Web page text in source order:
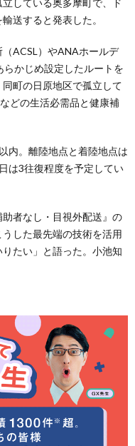
送すると発表した。
ACSL）やANAホールデ
かじめ設定したルートを
町の日原地区で孤立して
どの生活必需品と健康補
内。離陸地点と着陸地点は
は3往復程度を予定してい
者なし・目視外配送』の
した最先端の技術を活用
たい」と語った。小池知